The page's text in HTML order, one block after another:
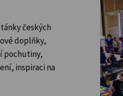
českých
doplňky,
pochutiny,
inspiraci na